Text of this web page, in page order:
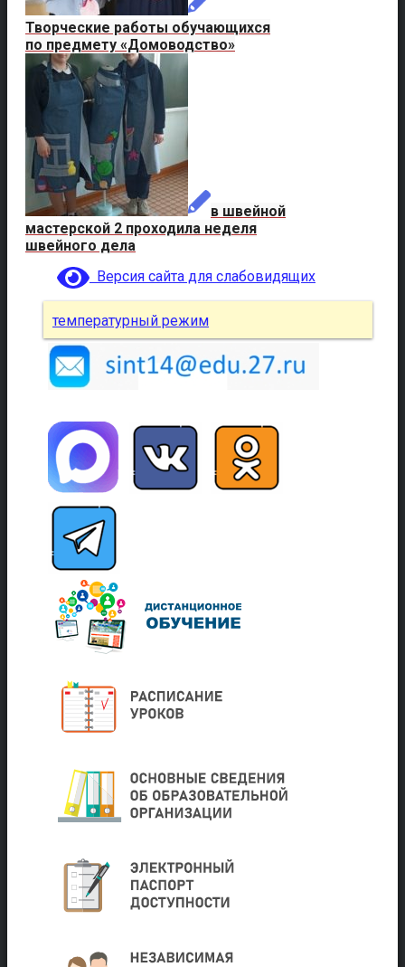
Творческие работы обучающихся
по предмету «Домоводство»
в швейной
мастерской 2 проходила неделя
швейного дела
Версия сайта для слабовидящих
температурный режим